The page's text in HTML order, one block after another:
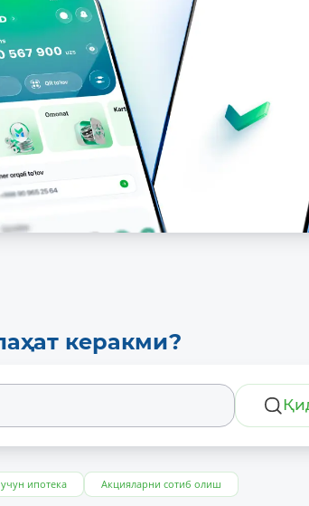
керакми?
ипотека
Акцияларни сотиб олиш